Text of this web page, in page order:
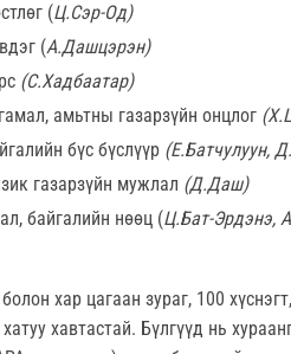
(Ц.Сэр-Од)
(А.Дашцэрэн)
(С.Хадбаатар)
амьтны газарзүйн онцлог
бүс бүслүүр (Е.Батчулуун,
газарзүйн мужлал (Д.Даш)
байгалийн нөөц (Ц.Бат-Эрдэнэ,
хар цагаан зураг, 100
хавтастай. Бүлгүүд нь